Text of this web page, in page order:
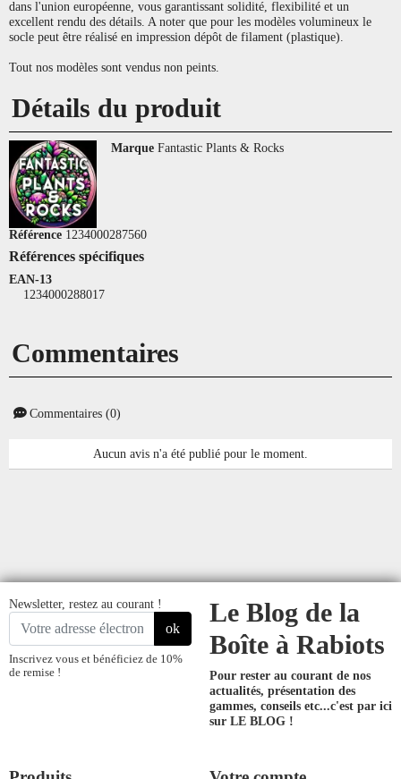
dans l'union européenne, vous garantissant solidité, flexibilité et un
excellent rendu des détails. A noter que pour les modèles volumineux le
socle peut être réalisé en impression dépôt de filament (plastique).
Tout nos modèles sont vendus non peints.
Détails du produit
Marque Fantastic Plants & Rocks
Référence 1234000287560
Références spécifiques
EAN-13
1234000288017
Commentaires
Commentaires (0)
Aucun avis n'a été publié pour le moment.
Newsletter, restez au courant !
ok
Inscrivez vous et bénéficiez de 10%
de remise !
Le Blog de la
Boîte à Rabiots
Pour rester au courant de nos
actualités, présentation des
gammes, conseils etc...c'est par ici
sur LE BLOG !